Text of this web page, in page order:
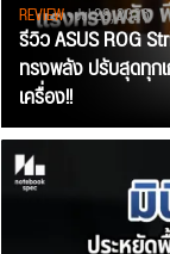
REVIEW• Jul 28, 2026
รีวิว ASUS ROG
ทรงพลัง ปรับสุดทุก
เครื่อง!!